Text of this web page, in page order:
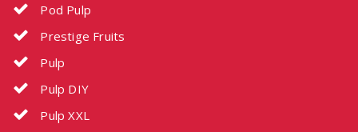
Pod Pulp
Prestige Fruits
Pulp
Pulp DIY
Pulp XXL